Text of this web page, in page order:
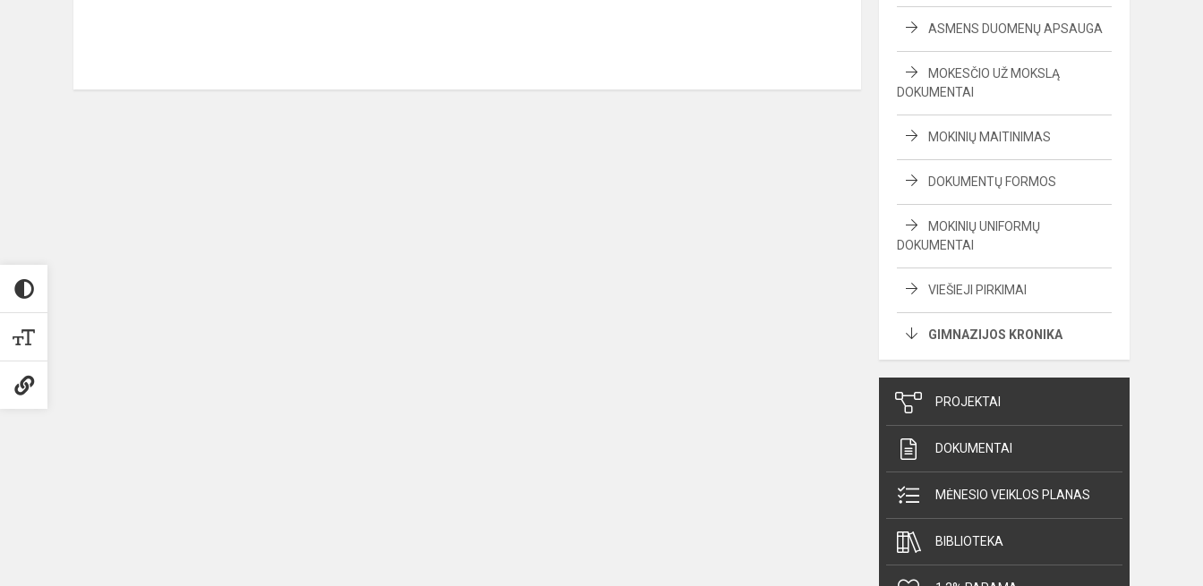
ASMENS DUOMENŲ APSAUGA
MOKESČIO UŽ MOKSLĄ
DOKUMENTAI
MOKINIŲ MAITINIMAS
DOKUMENTŲ FORMOS
MOKINIŲ UNIFORMŲ
DOKUMENTAI
VIEŠIEJI PIRKIMAI
GIMNAZIJOS KRONIKA
PROJEKTAI
DOKUMENTAI
MĖNESIO VEIKLOS PLANAS
BIBLIOTEKA